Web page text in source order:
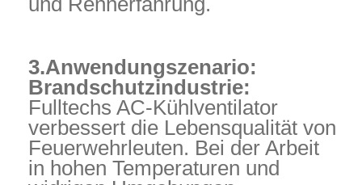
3.Anwendungszenario:
Brandschutzindustrie:
Fulltechs AC-Kühlventilator
verbessert die Lebensqualität von
Feuerwehrleuten. Bei der Arbeit
in hohen Temperaturen und